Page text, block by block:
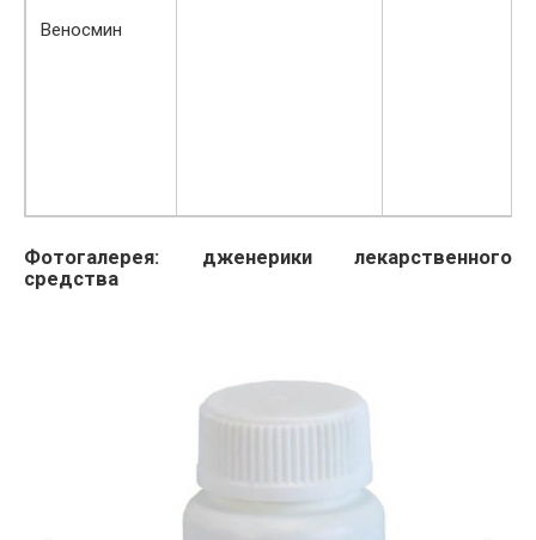
Веносмин
Фотогалерея: дженерики лекарственного
средства